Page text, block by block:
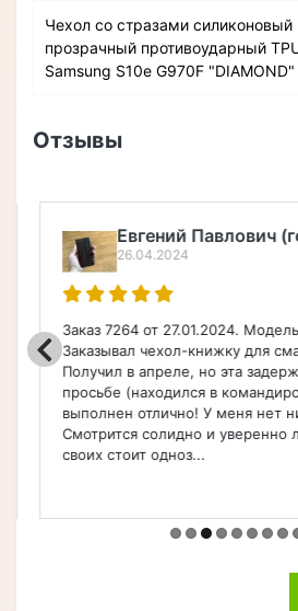
Чехол со стразами силиконовый
прозрачный противоударный
Samsung S10e G970F "DIAMOND"
Отзывы
Евгений Павлович
26.04.2024
Заказ 7264 от 27.01.2024. Модель
Заказывал чехол-книжку для
Получил в апреле, но эта
просьбе (находился в
выполнен отлично! У меня нет
Смотрится солидно и уверенно
своих стоит одноз...